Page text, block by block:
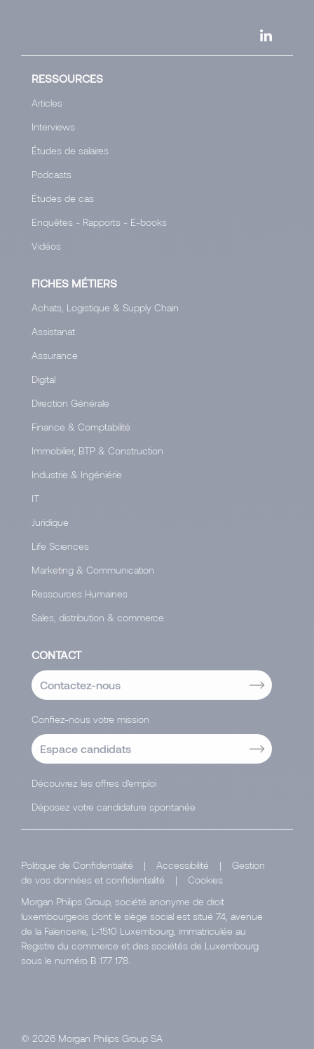
RESSOURCES
Articles
Interviews
Études de salaires
Podcasts
Études de cas
Enquêtes - Rapports - E-books
Vidéos
FICHES MÉTIERS
Achats, Logistique & Supply Chain
Assistanat
Assurance
Digital
Direction Générale
Finance & Comptabilité
Immobilier, BTP & Construction
Industrie & Ingéniérie
IT
Juridique
Life Sciences
Marketing & Communication
Ressources Humaines
Sales, distribution & commerce
CONTACT
Contactez-nous
Confiez-nous votre mission
Espace candidats
Découvrez les offres d'emploi
Déposez votre candidature spontanée
Politique de Confidentialité | Accessibilité |
Gestion
de vos données et confidentialité
|
Cookies
Morgan Philips Group, société anonyme de droit
luxembourgeois dont le siège social est situé 74, avenue
de la Faïencerie, L-1510 Luxembourg, immatriculée au
Registre du commerce et des sociétés de Luxembourg
sous le numéro B 177 178.
© 2026 Morgan Philips Group SA